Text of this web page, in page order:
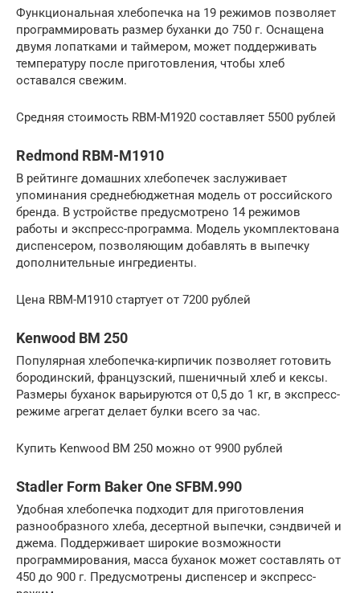
Функциональная хлебопечка на 19 режимов позволяет
программировать размер буханки до 750 г. Оснащена
двумя лопатками и таймером, может поддерживать
температуру после приготовления, чтобы хлеб
оставался свежим.
Средняя стоимость RBM-M1920 составляет 5500 рублей
Redmond RBM-M1910
В рейтинге домашних хлебопечек заслуживает
упоминания среднебюджетная модель от российского
бренда. В устройстве предусмотрено 14 режимов
работы и экспресс-программа. Модель укомплектована
диспенсером, позволяющим добавлять в выпечку
дополнительные ингредиенты.
Цена RBM-M1910 стартует от 7200 рублей
Kenwood BM 250
Популярная хлебопечка-кирпичик позволяет готовить
бородинский, французский, пшеничный хлеб и кексы.
Размеры буханок варьируются от 0,5 до 1 кг, в экспресс-
режиме агрегат делает булки всего за час.
Купить Kenwood BM 250 можно от 9900 рублей
Stadler Form Baker One SFBM.990
Удобная хлебопечка подходит для приготовления
разнообразного хлеба, десертной выпечки, сэндвичей и
джема. Поддерживает широкие возможности
программирования, масса буханок может составлять от
450 до 900 г. Предусмотрены диспенсер и экспресс-